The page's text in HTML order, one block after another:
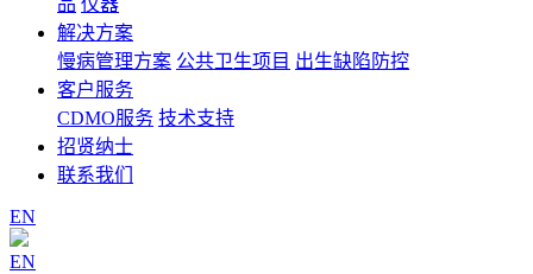
品 仪器
解决方案
慢病管理方案 公共卫生项目 出生缺陷防控
客户服务
CDMO服务 技术支持
招贤纳士
联系我们
EN
EN